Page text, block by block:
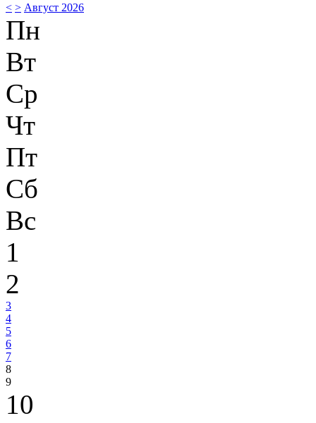
< > Август 2026
Пн
Вт
Ср
Чт
Пт
Сб
Вс
1
2
3
4
5
6
7
8
9
10